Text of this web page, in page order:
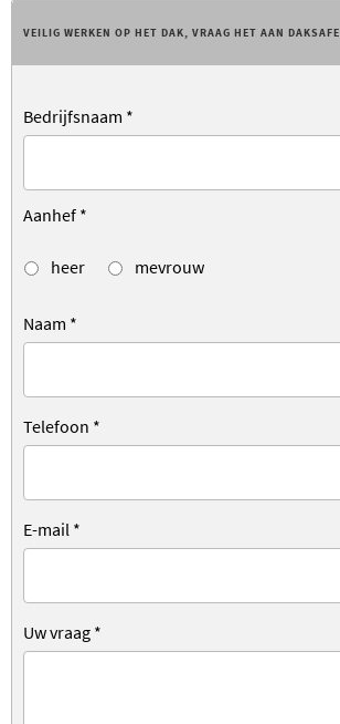
VEILIG WERKEN OP HET DAK, VRAAG HET AAN DAKSAFE
Bedrijfsnaam *
Aanhef *
heer mevrouw
Naam *
Telefoon *
E-mail *
Uw vraag *